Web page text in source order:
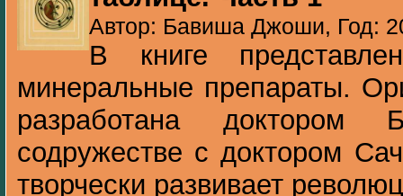
Автор: Бавиша Джоши, Год:
В книге
минеральные препараты.
разработана
содружестве с доктором
творчески развивает